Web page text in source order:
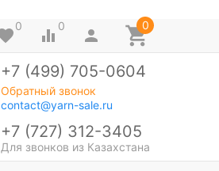
0 0 0
+7 (499) 705-0604
Обратный звонок
contact@yarn-sale.ru
+7 (727) 312-3405
Для звонков из Казахстана